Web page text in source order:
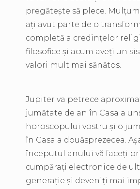
pregătește să plece.
ați avut parte de o
completă a credințelor
filosofice și acum aveți un
valori mult mai sănătos.
Jupiter va petrece
jumătate de an în Casa a
horoscopului vostru și o
în Casa a douăsprezecea.
începutul anului vă faceți
cumpărați electronice de
generație și deveniți mai